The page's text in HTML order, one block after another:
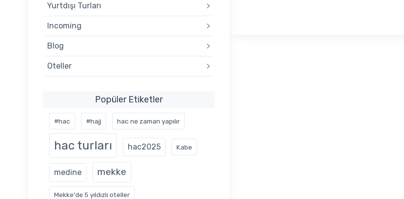
Yurtdışı Turları >
Incoming >
Blog >
Oteller >
Popüler Etiketler
#hac #hajj hac ne zaman yapılır
hac turları hac2025 Kabe
medine mekke
Mekke'de 5 yıldızlı oteller